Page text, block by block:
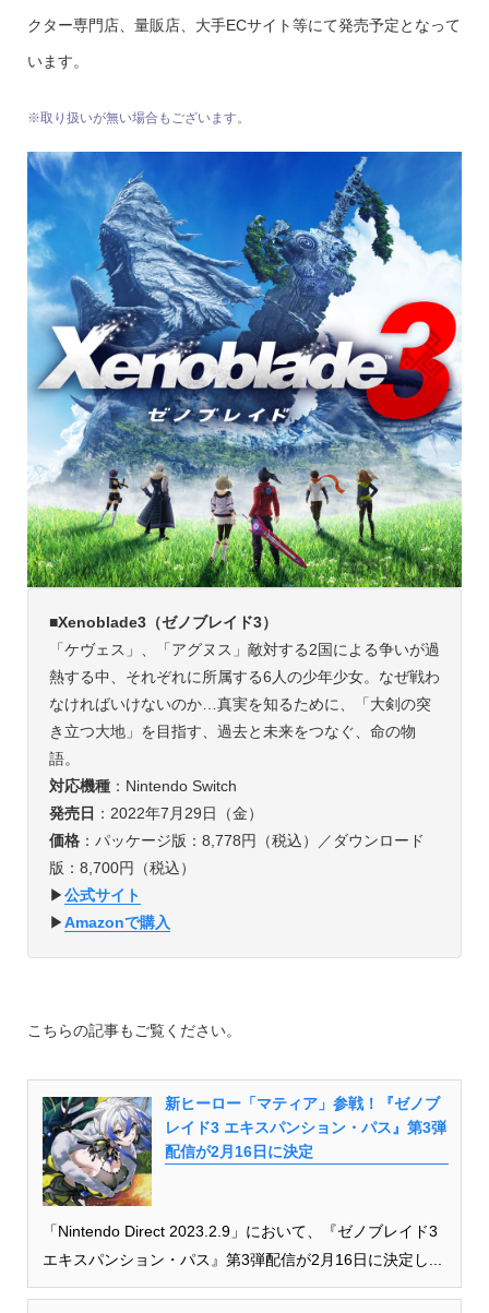
クター専⾨店、量販店、⼤⼿ECサイト等にて発売予定となって
います。
※取り扱いが無い場合もございます。
■Xenoblade3（ゼノブレイド3）
「ケヴェス」、「アグヌス」敵対する2国による争いが過
熱する中、それぞれに所属する6人の少年少女。なぜ戦わ
なければいけないのか…真実を知るために、「大剣の突
き立つ大地」を目指す、過去と未来をつなぐ、命の物
語。
対応機種：Nintendo Switch
発売日 ：2022年7月29日（金）
価格：パッケージ版：8,778円（税込）／ダウンロード
版：8,700円（税込）
▶︎公式サイト
▶︎Amazonで購入
こちらの記事もご覧ください。
新ヒーロー「マティア」参戦！『ゼノブ
レイド3 エキスパンション・パス』第3弾
配信が2月16日に決定
「Nintendo Direct 2023.2.9」において、『ゼノブレイド3
エキスパンション・パス』第3弾配信が2月16日に決定し...